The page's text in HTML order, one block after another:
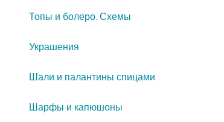
Топы и болеро. Схемы
Украшения
Шали и палантины спицами
Шарфы и капюшоны